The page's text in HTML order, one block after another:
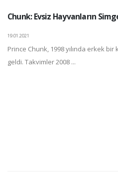
Chunk: Evsiz Hayvanların
19.01.2021
Prince Chunk, 1998 yılında erkek
geldi. Takvimler 2008 ...